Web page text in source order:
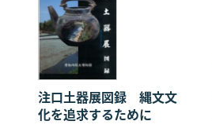
注口土器展図録 縄文文
化を追求するために